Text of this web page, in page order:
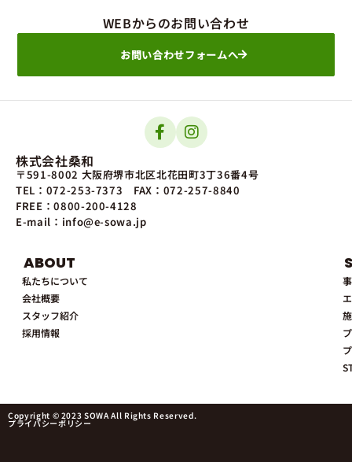
WEBからのお問い合わせ
お問い合わせフォームへ
株式会社桑和
〒591-8002 大阪府堺市北区北花田町3丁36番4号
TEL：072-253-7373 FAX：072-257-8840
FREE：0800-200-4128
E-mail：info@e-sowa.jp
ABOUT
私たちについて
会社概要
スタッフ紹介
採用情報
Copyright © 2023 SOWA All Rights Reserved.
プライバシーポリシー